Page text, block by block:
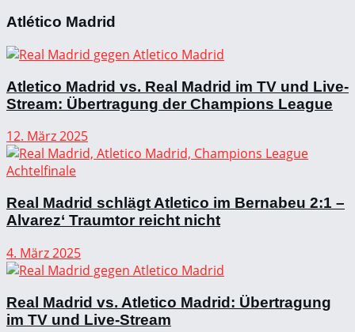
Atlético Madrid
Atletico Madrid vs. Real Madrid im TV und Live-
Stream: Übertragung der Champions League
12. März 2025
Real Madrid schlägt Atletico im Bernabeu 2:1 –
Alvarez‘ Traumtor reicht nicht
4. März 2025
Real Madrid vs. Atletico Madrid: Übertragung
im TV und Live-Stream